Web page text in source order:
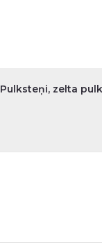
Pulksteņi, zelta